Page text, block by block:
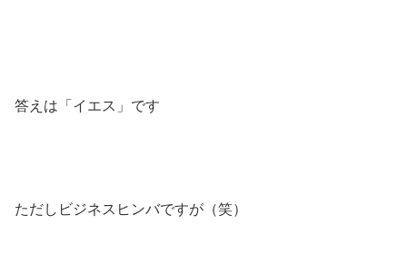
答えは「イエス」です
ただしビジネスヒンバですが（笑）